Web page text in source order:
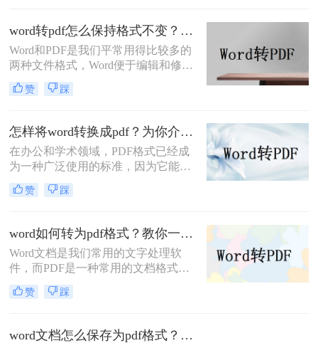
同的方法将Word文档转换为PDF，以
满足你的需求。
word转pdf怎么保持格式不变？学会这三招，文件排版不用愁！
Word和PDF是我们平常用得比较多的
两种文件格式，Word便于编辑和修
改，而PDF则更适合保持格式不变和
共享。当我们需要将Word文档转换为
不变成为一个重要的问题。本文将为
大家介绍几种方法来实现这个目标。
赞 踩
怎样将word转换成pdf？为你介绍二种常见的方法！
​在办公和学术领域，PDF格式已经成
为一种广泛使用的标准，因为它能够
保持文档格式的完整性，并提供更好
的安全性。有时候，我们需要将Word
打印或更方便地查看。本文将介绍怎
样将word转换成pdf，并提供一些相关
的技巧和注意事项。
赞 踩
word如何转为pdf格式？教你一种简单的在线转换方法!
Word文档是我们常用的文字处理软
件，而PDF是一种常用的文档格式，
可以方便地在不同平台上查看和分
享。那么，word如何转为pdf格式呢？
方法。
赞 踩
word文档怎么保存为pdf格式？两种常用的PDF转换方法！